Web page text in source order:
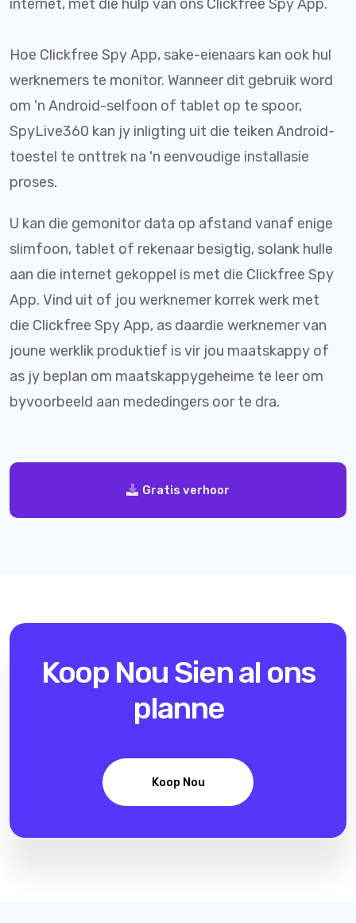
internet, met die hulp van ons Clickfree Spy App.
Hoe Clickfree Spy App, sake-eienaars kan ook hul
werknemers te monitor. Wanneer dit gebruik word
om 'n Android-selfoon of tablet op te spoor,
SpyLive360 kan jy inligting uit die teiken Android-
toestel te onttrek na 'n eenvoudige installasie
proses.
U kan die gemonitor data op afstand vanaf enige
slimfoon, tablet of rekenaar besigtig, solank hulle
aan die internet gekoppel is met die Clickfree Spy
App. Vind uit of jou werknemer korrek werk met
die Clickfree Spy App, as daardie werknemer van
joune werklik produktief is vir jou maatskappy of
as jy beplan om maatskappygeheime te leer om
byvoorbeeld aan mededingers oor te dra.
Gratis verhoor
Koop NouSien al ons
planne
Koop Nou